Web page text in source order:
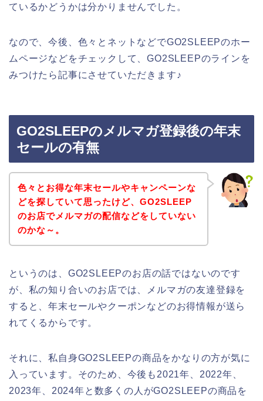
ているかどうかは分かりませんでした。
なので、今後、色々とネットなどでGO2SLEEPのホー
ムページなどをチェックして、GO2SLEEPのラインを
みつけたら記事にさせていただきます♪
GO2SLEEPのメルマガ登録後の年末
セールの有無
色々とお得な年末セールやキャンペーンな
どを探していて思ったけど、GO2SLEEP
のお店でメルマガの配信などをしていない
のかな～。
というのは、GO2SLEEPのお店の話ではないのです
が、私の知り合いのお店では、メルマガの友達登録を
すると、年末セールやクーポンなどのお得情報が送ら
れてくるからです。
それに、私自身GO2SLEEPの商品をかなりの方が気に
入っています。そのため、今後も2021年、2022年、
2023年、2024年と数多くの人がGO2SLEEPの商品を